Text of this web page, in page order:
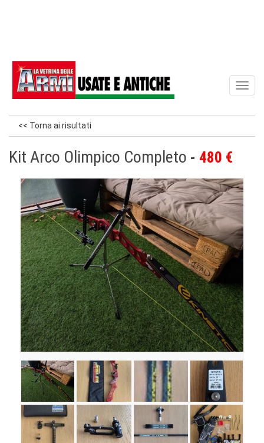
<< Torna ai risultati
Kit Arco Olimpico Completo 480 €